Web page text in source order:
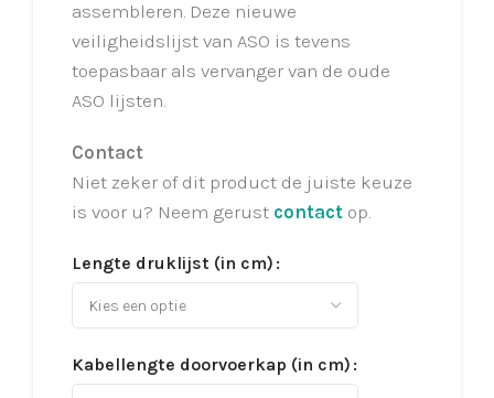
assembleren. Deze nieuwe
veiligheidslijst van ASO is tevens
toepasbaar als vervanger van de oude
ASO lijsten.
Contact
Niet zeker of dit product de juiste keuze
is voor u? Neem gerust contact op.
Lengte druklijst (in cm)
Kabellengte doorvoerkap (in cm)